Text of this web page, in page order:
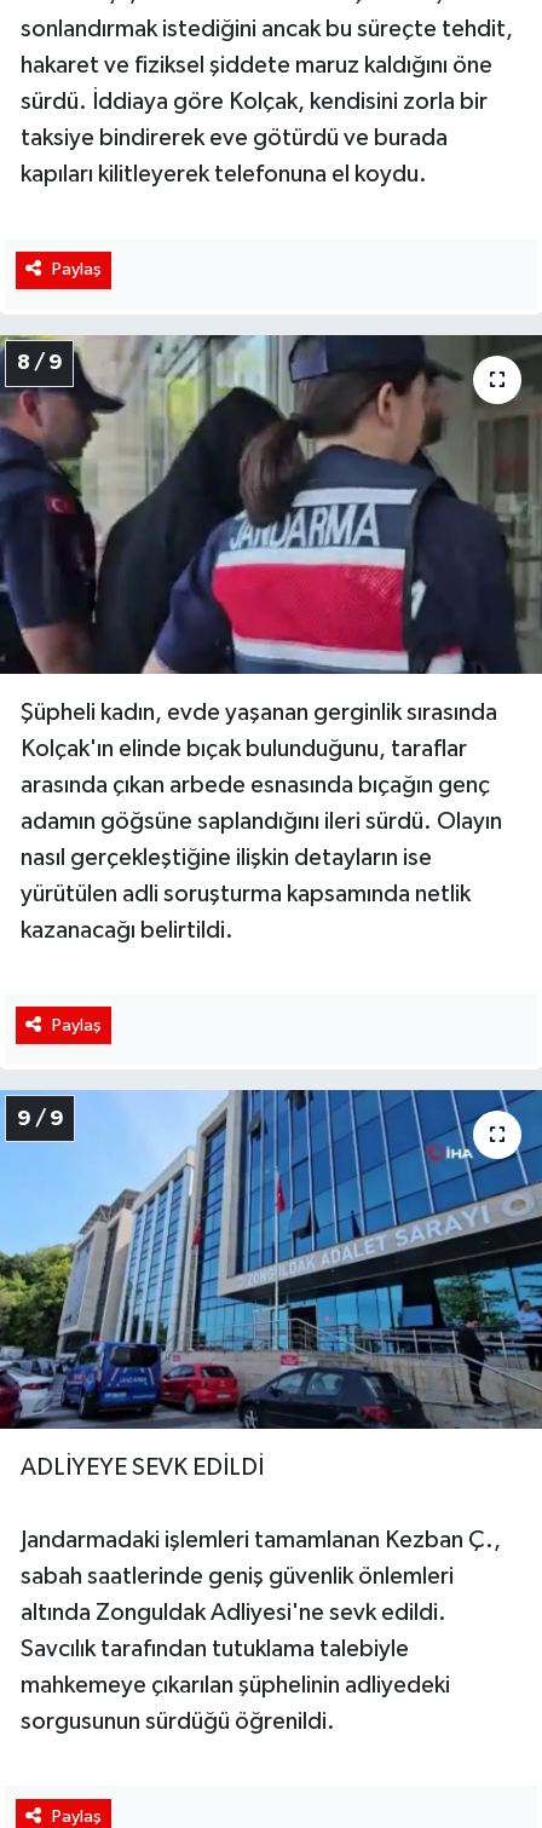
sonlandırmak istediğini ancak bu süreçte tehdit,
hakaret ve fiziksel şiddete maruz kaldığını öne
sürdü. İddiaya göre Kolçak, kendisini zorla bir
taksiye bindirerek eve götürdü ve burada
kapıları kilitleyerek telefonuna el koydu.
Paylaş
8 / 9
Şüpheli kadın, evde yaşanan gerginlik sırasında
Kolçak'ın elinde bıçak bulunduğunu, taraflar
arasında çıkan arbede esnasında bıçağın genç
adamın göğsüne saplandığını ileri sürdü. Olayın
nasıl gerçekleştiğine ilişkin detayların ise
yürütülen adli soruşturma kapsamında netlik
kazanacağı belirtildi.
Paylaş
9 / 9
ADLİYEYE SEVK EDİLDİ
Jandarmadaki işlemleri tamamlanan Kezban Ç.,
sabah saatlerinde geniş güvenlik önlemleri
altında Zonguldak Adliyesi'ne sevk edildi.
Savcılık tarafından tutuklama talebiyle
mahkemeye çıkarılan şüphelinin adliyedeki
sorgusunun sürdüğü öğrenildi.
Paylaş